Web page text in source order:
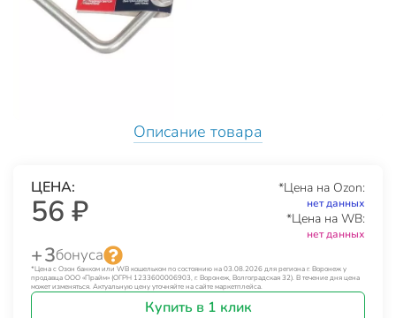
Описание товара
ЦЕНА:
56 ₽
*Цена на Ozon:
нет данных
*Цена на WB:
нет данных
+ 3бонуса
*Цена с Озон банком или WB кошельком по состоянию на 03.08.2026 для региона г. Воронеж у
продавца ООО «Прайм» (ОГРН 1233600006903, г. Воронеж, Волгоградская 32). В течение дня цена
может изменяться. Актуальную цену уточняйте на сайте маркетплейса.
Купить в 1 клик